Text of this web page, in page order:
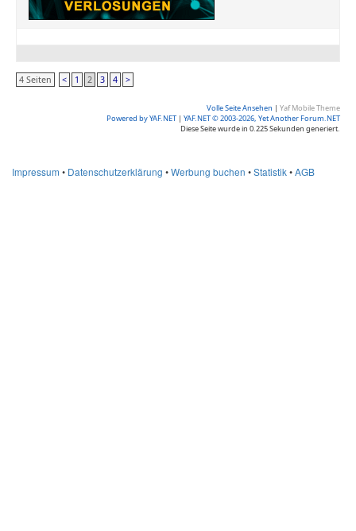
4 Seiten < 1 2 3 4 >
Volle Seite Ansehen | Yaf Mobile Theme
Powered by YAF.NET | YAF.NET © 2003-2026, Yet Another Forum.NET
Diese Seite wurde in 0.225 Sekunden generiert.
Impressum • Datenschutzerklärung •Werbung buchen •Statistik•AGB